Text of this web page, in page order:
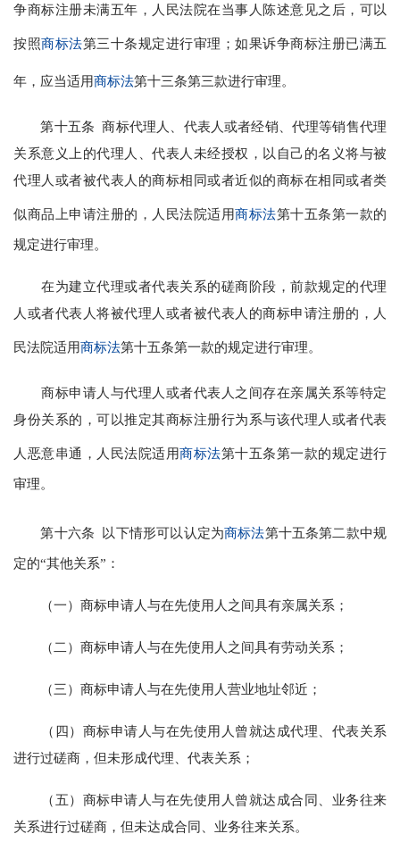
争商标注册未满五年，人民法院在当事人陈述意见之后，可以
按照商标法第三十条规定进行审理；如果诉争商标注册已满五
年，应当适用商标法第十三条第三款进行审理。
第十五条 商标代理人、代表人或者经销、代理等销售代理
关系意义上的代理人、代表人未经授权，以自己的名义将与被
代理人或者被代表人的商标相同或者近似的商标在相同或者类
似商品上申请注册的，人民法院适用商标法第十五条第一款的
规定进行审理。
在为建立代理或者代表关系的磋商阶段，前款规定的代理
人或者代表人将被代理人或者被代表人的商标申请注册的，人
民法院适用商标法第十五条第一款的规定进行审理。
商标申请人与代理人或者代表人之间存在亲属关系等特定
身份关系的，可以推定其商标注册行为系与该代理人或者代表
人恶意串通，人民法院适用商标法第十五条第一款的规定进行
审理。
第十六条 以下情形可以认定为商标法第十五条第二款中规
定的“其他关系”：
（一）商标申请人与在先使用人之间具有亲属关系；
（二）商标申请人与在先使用人之间具有劳动关系；
（三）商标申请人与在先使用人营业地址邻近；
（四）商标申请人与在先使用人曾就达成代理、代表关系
进行过磋商，但未形成代理、代表关系；
（五）商标申请人与在先使用人曾就达成合同、业务往来
关系进行过磋商，但未达成合同、业务往来关系。